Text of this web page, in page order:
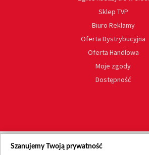
Sklep TVP
Biuro Reklamy
Oferta Dystrybucyjna
Oferta Handlowa
Moje zgody
Dostępność
Szanujemy Twoją prywatność